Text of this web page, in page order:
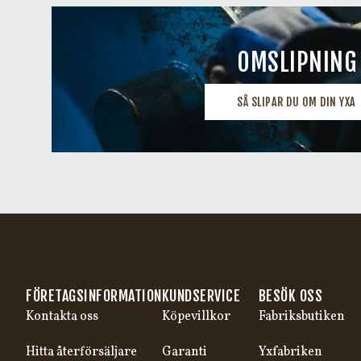
OMSLIPNING
SÅ SLIPAR DU OM DIN YXA
FÖRETAGSINFORMATION
Kontakta oss
Hitta återförsäljare
KUNDSERVICE
Köpevillkor
Garanti
BESÖK OSS
Fabriksbutiken
Yxfabriken